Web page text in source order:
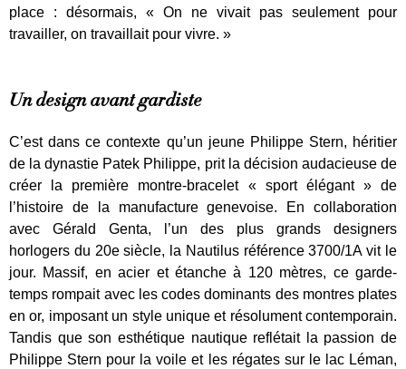
place : désormais, « On ne vivait pas seulement pour
travailler, on travaillait pour vivre. »
Un design avant gardiste
C’est dans ce contexte qu’un jeune Philippe Stern, héritier
de la dynastie Patek Philippe, prit la décision audacieuse de
créer la première montre-bracelet « sport élégant » de
l’histoire de la manufacture genevoise. En collaboration
avec Gérald Genta, l’un des plus grands designers
horlogers du 20e siècle, la Nautilus référence 3700/1A vit le
jour. Massif, en acier et étanche à 120 mètres, ce garde-
temps rompait avec les codes dominants des montres plates
en or, imposant un style unique et résolument contemporain.
Tandis que son esthétique nautique reflétait la passion de
Philippe Stern pour la voile et les régates sur le lac Léman,